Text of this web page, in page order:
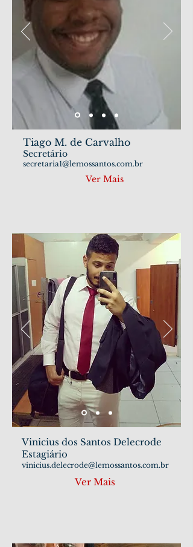
Tiago M. de Carvalho
Secretário
secretaria1@lemossantos.com.br
Ver Mais
Vinicius dos Santos Delecrode
Estagiário
vinicius.delecrode@lemossantos.com.br
Ver Mais